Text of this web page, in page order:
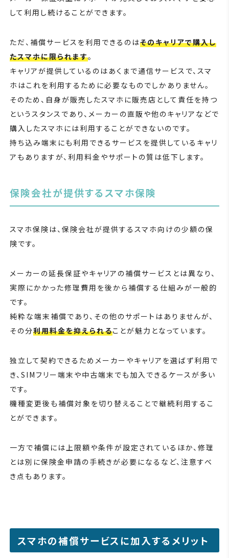
して利用し続けることができます。
ただ、補償サービスを利用できるのはそのキャリアで購入し
たスマホに限られます。
キャリアが提供しているのはあくまで通信サービスで、スマ
ホはこれを利用するために必要なものでしかありません。
そのため、自身が販売したスマホに販売店として責任を持つ
というスタンスであり、メーカーの直販や他のキャリアなどで
購入したスマホには利用することができないのです。
持ち込み端末にも利用できるサービスを提供しているキャリ
アもありますが、利用料金やサポートの質は低下します。
保険会社が提供するスマホ保険
スマホ保険は、保険会社が提供するスマホ向けの少額の保
険です。
メーカーの延長保証やキャリアの補償サービスとは異なり、
実際にかかった修理費用を後から補償する仕組みが一般的
です。
純粋な端末補償であり、その他のサポートはありませんが、
その分利用料金を抑えられることが魅力となっています。
独立して契約できるためメーカーやキャリアを選ばず利用で
き、SIMフリー端末や中古端末でも加入できるケースが多い
です。
機種変更後も補償対象を切り替えることで継続利用するこ
とができます。
一方で補償には上限額や条件が設定されているほか、修理
とは別に保険金申請の手続きが必要になるなど、注意すべ
き点もあります。
スマホの補償サービスに加入するメリット